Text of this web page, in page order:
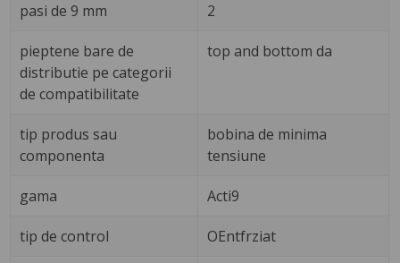
pasi de 9 mm 2
pieptene bare de
distributie pe categorii
de compatibilitate
top and bottom da
tip produs sau
componenta
bobina de minima
tensiune
gama Acti9
tip de control OEntfrziat